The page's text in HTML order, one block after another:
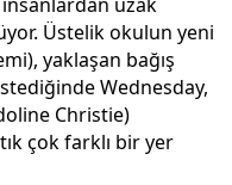
insanlardan uzak
Üstelik okulun yeni
yaklaşan bağış
Wednesday,
Christie)
çok farklı bir yer